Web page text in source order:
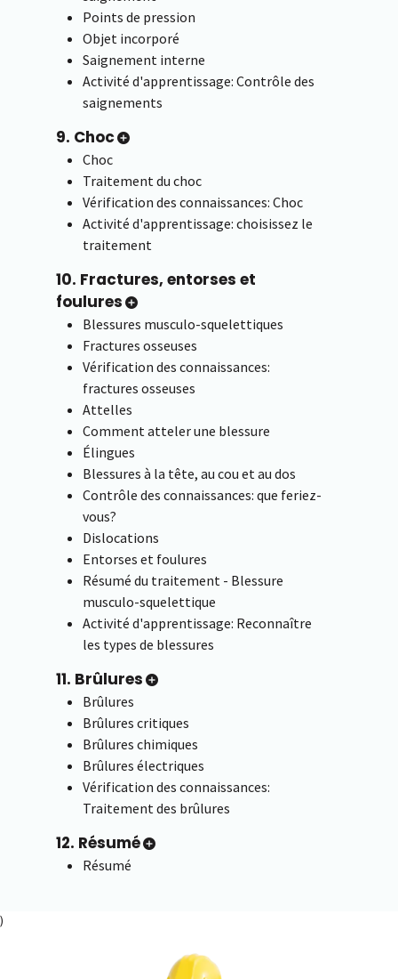
Points de pression
Objet incorporé
Saignement interne
Activité d'apprentissage: Contrôle des
saignements
9. Choc
Choc
Traitement du choc
Vérification des connaissances: Choc
Activité d'apprentissage: choisissez le
traitement
10. Fractures, entorses et
foulures
Blessures musculo-squelettiques
Fractures osseuses
Vérification des connaissances:
fractures osseuses
Attelles
Comment atteler une blessure
Élingues
Blessures à la tête, au cou et au dos
Contrôle des connaissances: que feriez-
vous?
Dislocations
Entorses et foulures
Résumé du traitement - Blessure
musculo-squelettique
Activité d'apprentissage: Reconnaître
les types de blessures
11. Brûlures
Brûlures
Brûlures critiques
Brûlures chimiques
Brûlures électriques
Vérification des connaissances:
Traitement des brûlures
12. Résumé
Résumé
)